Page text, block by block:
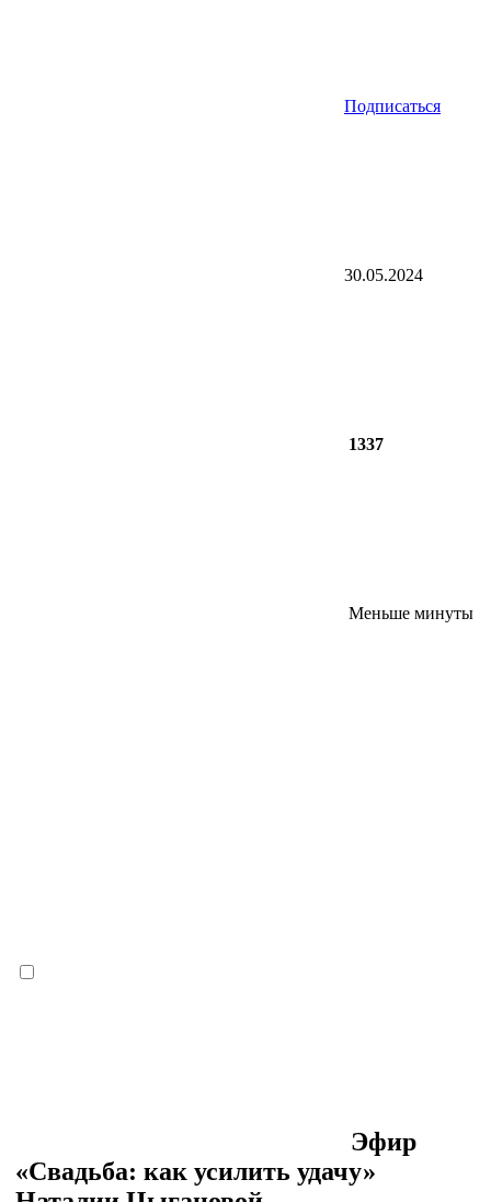
Подписаться
30.05.2024
1337
Меньше минуты
Эфир
«Свадьба: как усилить удачу»